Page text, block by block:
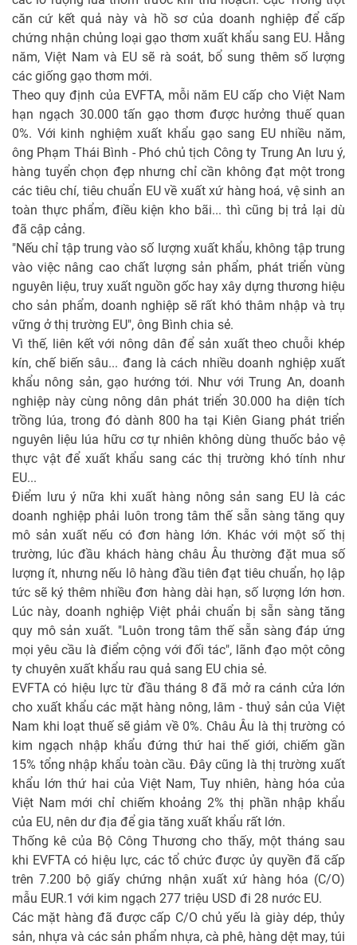
căn cứ kết quả này và hồ sơ của doanh nghiệp để cấp
chứng nhận chủng loại gạo thơm xuất khẩu sang EU. Hằng
năm, Việt Nam và EU sẽ rà soát, bổ sung thêm số lượng
các giống gạo thơm mới.
Theo quy định của EVFTA, mỗi năm EU cấp cho Việt Nam
hạn ngạch 30.000 tấn gạo thơm được hưởng thuế quan
0%. Với kinh nghiệm xuất khẩu gạo sang EU nhiều năm,
ông Phạm Thái Bình - Phó chủ tịch Công ty Trung An lưu ý,
hàng tuyển chọn đẹp nhưng chỉ cần không đạt một trong
các tiêu chí, tiêu chuẩn EU về xuất xứ hàng hoá, vệ sinh an
toàn thực phẩm, điều kiện kho bãi... thì cũng bị trả lại dù
đã cập cảng.
"Nếu chỉ tập trung vào số lượng xuất khẩu, không tập trung
vào việc nâng cao chất lượng sản phẩm, phát triển vùng
nguyên liệu, truy xuất nguồn gốc hay xây dựng thương hiệu
cho sản phẩm, doanh nghiệp sẽ rất khó thâm nhập và trụ
vững ở thị trường EU", ông Bình chia sẻ.
Vì thế, liên kết với nông dân để sản xuất theo chuỗi khép
kín, chế biến sâu... đang là cách nhiều doanh nghiệp xuất
khẩu nông sản, gạo hướng tới. Như với Trung An, doanh
nghiệp này cùng nông dân phát triển 30.000 ha diện tích
trồng lúa, trong đó dành 800 ha tại Kiên Giang phát triển
nguyên liệu lúa hữu cơ tự nhiên không dùng thuốc bảo vệ
thực vật để xuất khẩu sang các thị trường khó tính như
EU...
Điểm lưu ý nữa khi xuất hàng nông sản sang EU là các
doanh nghiệp phải luôn trong tâm thế sẵn sàng tăng quy
mô sản xuất nếu có đơn hàng lớn. Khác với một số thị
trường, lúc đầu khách hàng châu Âu thường đặt mua số
lượng ít, nhưng nếu lô hàng đầu tiên đạt tiêu chuẩn, họ lập
tức sẽ ký thêm nhiều đơn hàng dài hạn, số lượng lớn hơn.
Lúc này, doanh nghiệp Việt phải chuẩn bị sẵn sàng tăng
quy mô sản xuất. "Luôn trong tâm thế sẵn sàng đáp ứng
mọi yêu cầu là điểm cộng với đối tác", lãnh đạo một công
ty chuyên xuất khẩu rau quả sang EU chia sẻ.
EVFTA có hiệu lực từ đầu tháng 8 đã mở ra cánh cửa lớn
cho xuất khẩu các mặt hàng nông, lâm - thuỷ sản của Việt
Nam khi loạt thuế sẽ giảm về 0%. Châu Âu là thị trường có
kim ngạch nhập khẩu đứng thứ hai thế giới, chiếm gần
15% tổng nhập khẩu toàn cầu. Đây cũng là thị trường xuất
khẩu lớn thứ hai của Việt Nam, Tuy nhiên, hàng hóa của
Việt Nam mới chỉ chiếm khoảng 2% thị phần nhập khẩu
của EU, nên dư địa để gia tăng xuất khẩu rất lớn.
Thống kê của Bộ Công Thương cho thấy, một tháng sau
khi EVFTA có hiệu lực, các tổ chức được ủy quyền đã cấp
trên 7.200 bộ giấy chứng nhận xuất xứ hàng hóa (C/O)
mẫu EUR.1 với kim ngạch 277 triệu USD đi 28 nước EU.
Các mặt hàng đã được cấp C/O chủ yếu là giày dép, thủy
sản, nhựa và các sản phẩm nhựa, cà phê, hàng dệt may, túi